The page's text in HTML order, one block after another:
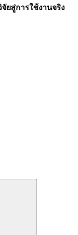
ยสู่การใช้งานจริง